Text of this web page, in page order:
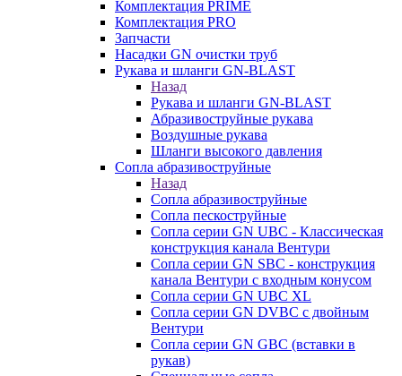
Комплектация PRIME
Комплектация PRO
Запчасти
Насадки GN очистки труб
Рукава и шланги GN-BLAST
Назад
Рукава и шланги GN-BLAST
Абразивоструйные рукава
Воздушные рукава
Шланги высокого давления
Сопла абразивоструйные
Назад
Сопла абразивоструйные
Сопла пескоструйные
Сопла серии GN UBC - Классическая
конструкция канала Вентури
Сопла серии GN SBC - конструкция
канала Вентури c входным конусом
Сопла серии GN UBC XL
Сопла серии GN DVBC с двойным
Вентури
Сопла серии GN GBC (вставки в
рукав)